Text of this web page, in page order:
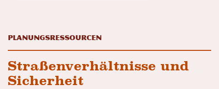
Planungsressourcen
Straßenverhältnisse und
Sicherheit